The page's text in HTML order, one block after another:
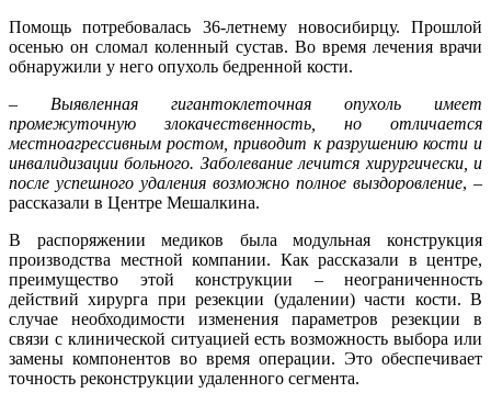
Помощь потребовалась 36-летнему новосибирцу. Прошлой
осенью он сломал коленный сустав. Во время лечения врачи
обнаружили у него опухоль бедренной кости.
– Выявленная гигантоклеточная опухоль имеет
промежуточную злокачественность, но отличается
местноагрессивным ростом, приводит к разрушению кости и
инвалидизации больного. Заболевание лечится хирургически, и
после успешного удаления возможно полное выздоровление, –
рассказали в Центре Мешалкина.
В распоряжении медиков была модульная конструкция
производства местной компании. Как рассказали в центре,
преимущество этой конструкции – неограниченность
действий хирурга при резекции (удалении) части кости. В
случае необходимости изменения параметров резекции в
связи с клинической ситуацией есть возможность выбора или
замены компонентов во время операции. Это обеспечивает
точность реконструкции удаленного сегмента.